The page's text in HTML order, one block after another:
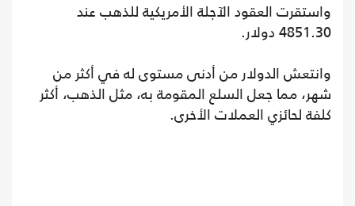
واستقرت العقود الآجلة الأمريكية للذهب عند
4851.30 دولار.
وانتعش الدولار من أدنى مستوى له في أكثر من
شهر، مما جعل السلع المقومة به، مثل الذهب، أكثر
كلفة لحائزي العملات الأخرى.